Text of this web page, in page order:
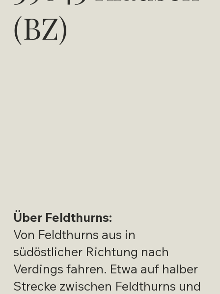
(BZ)
Über Feldthurns:
Von Feldthurns aus in
südöstlicher Richtung nach
Verdings fahren. Etwa auf halber
Strecke zwischen Feldthurns und